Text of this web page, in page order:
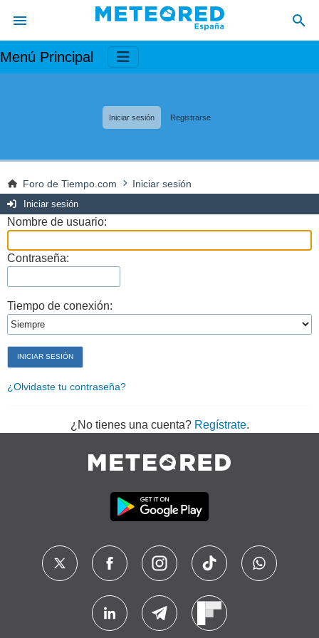
Menú Principal
Iniciar sesión Registrarse
Foro de Tiempo.com Iniciar sesión
Iniciar sesión
Nombre de usuario:
Contraseña:
Tiempo de conexión:
¿Olvidaste tu contraseña?
¿No tienes una cuenta? Regístrate.